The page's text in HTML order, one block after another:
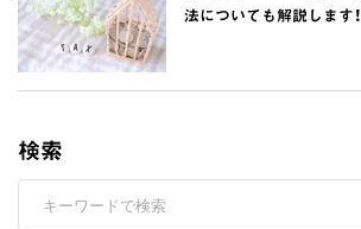
法についても解説します！
検索